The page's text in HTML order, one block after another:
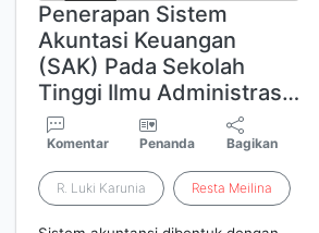
Penerapan Sistem
Akuntasi Keuangan
(SAK) Pada Sekolah
Tinggi Ilmu Administras…
Komentar Penanda Bagikan
R. Luki Karunia Resta Meilina